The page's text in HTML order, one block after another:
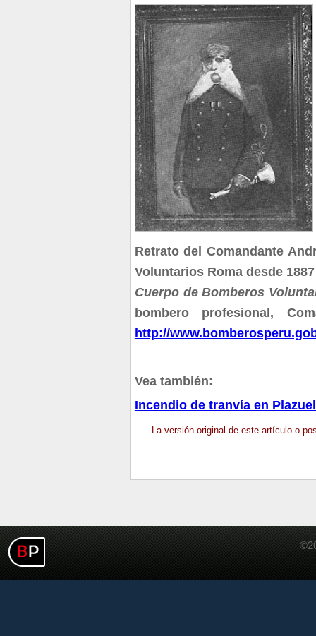
Retrato del Comandante
Voluntarios Roma desde
Cuerpo de Bomberos
bombero profesional,
http://
Vea también:
Incendio de tranvía en
La versión original de este artículo o